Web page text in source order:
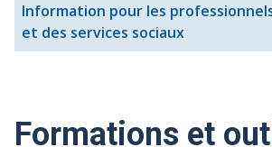
Information pour les
et des services sociaux
Appuyez
sur
Échappe
pour
Formations et